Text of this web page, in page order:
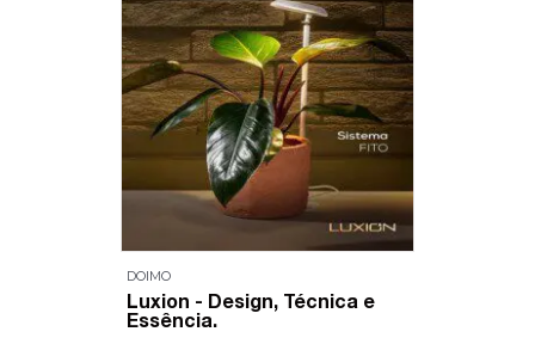
DOIMO
Luxion - Design, Técnica e
Essência.